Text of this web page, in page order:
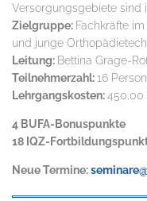
Versorgungsgebiete sind
Zielgruppe: Fachkräfte
und junge
Leitung: Bettina Grage-
Teilnehmerzahl:16
Lehrgangskosten:
4 BUFA-Bonuspunkte
18 IQZ-
Neue Termine: